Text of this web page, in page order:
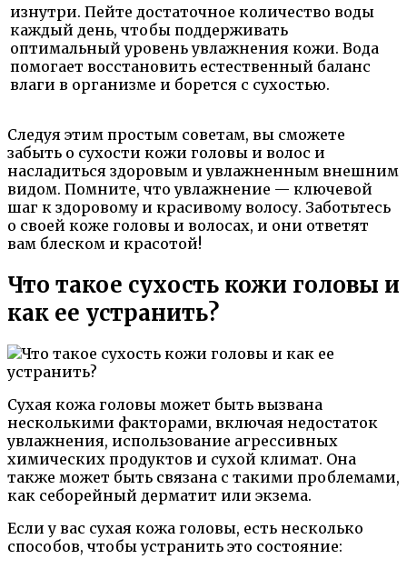
изнутри. Пейте достаточное количество воды
каждый день, чтобы поддерживать
оптимальный уровень увлажнения кожи. Вода
помогает восстановить естественный баланс
влаги в организме и борется с сухостью.
Следуя этим простым советам, вы сможете
забыть о сухости кожи головы и волос и
насладиться здоровым и увлажненным внешним
видом. Помните, что увлажнение — ключевой
шаг к здоровому и красивому волосу. Заботьтесь
о своей коже головы и волосах, и они ответят
вам блеском и красотой!
Что такое сухость кожи головы и
как ее устранить?
Сухая кожа головы может быть вызвана
несколькими факторами, включая недостаток
увлажнения, использование агрессивных
химических продуктов и сухой климат. Она
также может быть связана с такими проблемами,
как себорейный дерматит или экзема.
Если у вас сухая кожа головы, есть несколько
способов, чтобы устранить это состояние: